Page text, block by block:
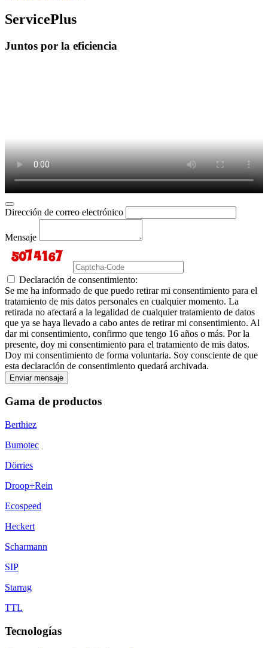
ServicePlus
Juntos por la eficiencia
Dirección de correo electrónico
Mensaje
Declaración de consentimiento:
Se me ha informado de que puedo retirar mi consentimiento para el
tratamiento de mis datos personales en cualquier momento. La
retirada no afectará a la legalidad de cualquier tratamiento de datos
que ya se haya llevado a cabo antes de retirar mi consentimiento. Al
dar mi consentimiento, confirmo que tengo 16 años o más. Por la
presente, doy mi consentimiento para el tratamiento de mis datos.
Doy mi consentimiento de forma voluntaria. Soy consciente de que
esta declaración de consentimiento quedará archivada.
Enviar mensaje
Gama de productos
Berthiez
Bumotec
Dörries
Droop+Rein
Ecospeed
Heckert
Scharmann
SIP
Starrag
TTL
Tecnologías